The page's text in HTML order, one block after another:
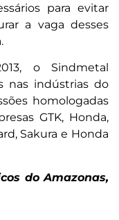
para evitar
a vaga desses
o Sindmetal
nas indústrias do
homologadas
GTK, Honda,
Sakura e Honda
do Amazonas,